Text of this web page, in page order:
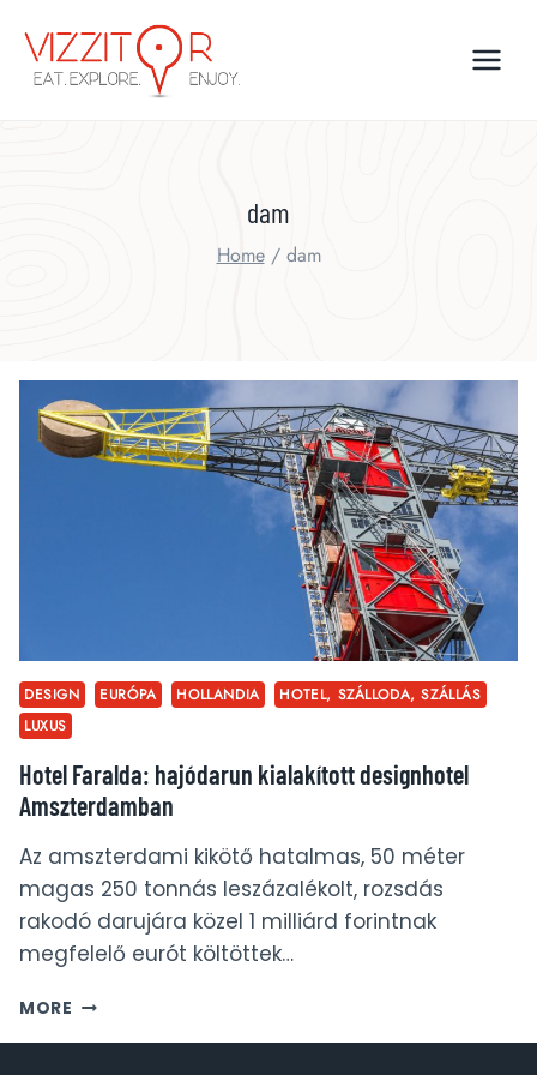
content
dam
Home / dam
DESIGN EURÓPA HOLLANDIA
HOTEL, SZÁLLODA, SZÁLLÁS
LUXUS
Hotel Faralda: hajódarun kialakított designhotel
Amszterdamban
Az amszterdami kikötő hatalmas, 50 méter
magas 250 tonnás leszázalékolt, rozsdás
rakodó darujára közel 1 milliárd forintnak
megfelelő eurót költöttek…
MORE HOTEL